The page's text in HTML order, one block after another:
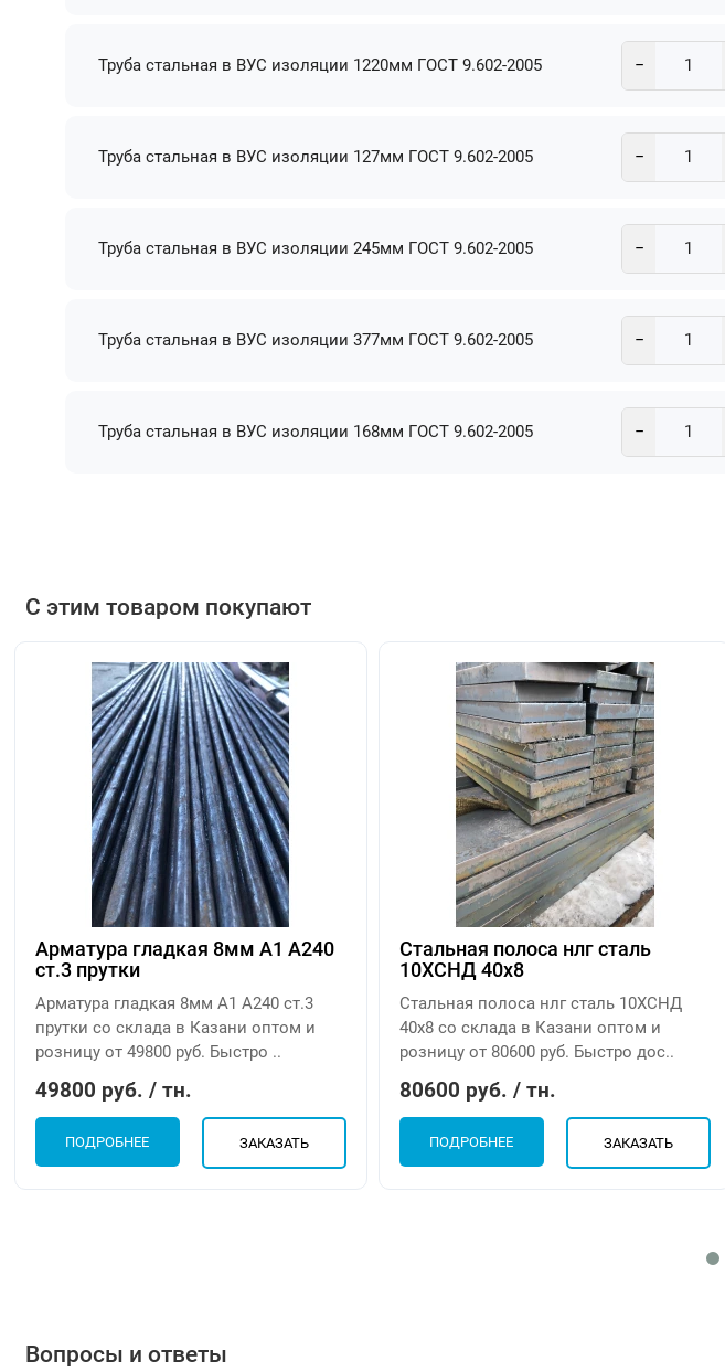
Труба стальная в ВУС изоляции 1220мм ГОСТ 9.602-2005 −
Труба стальная в ВУС изоляции 127мм ГОСТ 9.602-2005 −
Труба стальная в ВУС изоляции 245мм ГОСТ 9.602-2005 −
Труба стальная в ВУС изоляции 377мм ГОСТ 9.602-2005 −
Труба стальная в ВУС изоляции 168мм ГОСТ 9.602-2005 −
С этим товаром покупают
Арматура гладкая 8мм А1 А240
ст.3 прутки
Арматура гладкая 8мм А1 А240 ст.3
прутки со склада в Казани оптом и
розницу от 49800 руб. Быстро ..
49800 руб. / тн.
ПОДРОБНЕЕ ЗАКАЗАТЬ
Стальная полоса нлг сталь
10ХСНД 40х8
Стальная полоса нлг сталь 10ХСНД
40х8 со склада в Казани оптом и
розницу от 80600 руб. Быстро дос..
80600 руб. / тн.
ПОДРОБНЕЕ ЗАКАЗАТЬ
Вопросы и ответы